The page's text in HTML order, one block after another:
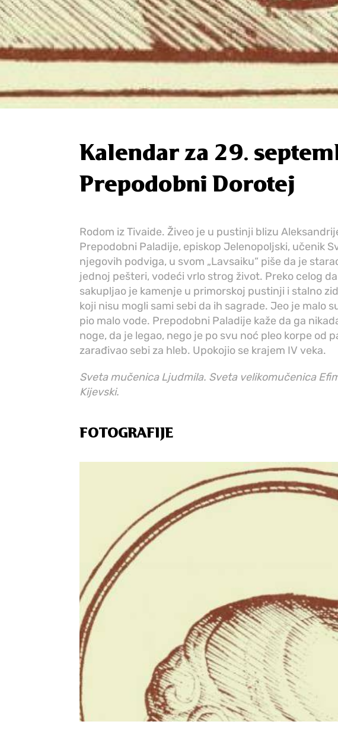
Kalendar za 29.
Prepodobni Dorotej
Rodom iz Tivaide. Živeo je u pustinji blizu
Prepodobni Paladije, episkop Jelenopoljski, učenik
njegovih podviga, u svom „Lavsaiku“ piše da je
jednoj pešteri, vodeći vrlo strog život. Preko celog
sakupljao je kamenje u primorskoj pustinji i stalno
koji nisu mogli sami sebi da ih sagrade. Jeo je malo
pio malo vode. Prepodobni Paladije kaže da ga
noge, da je legao, nego je po svu noć pleo korpe od
zarađivao sebi za hleb. Upokojio se krajem IV veka.
Sveta mučenica Ljudmila. Sveta velikomučenica
Kijevski.
FOTOGRAFIJE